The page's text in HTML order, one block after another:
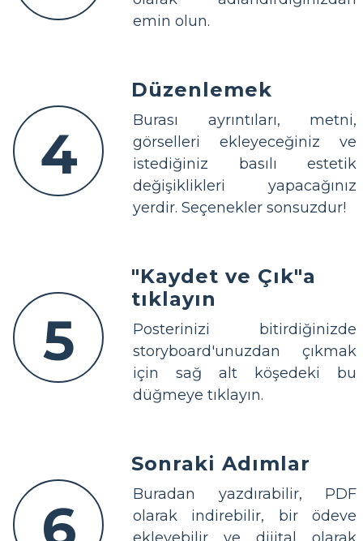
emin olun.
4
Düzenlemek
Burası ayrıntıları, metni,
görselleri ekleyeceğiniz ve
istediğiniz basılı estetik
değişiklikleri yapacağınız
yerdir. Seçenekler sonsuzdur!
5
"Kaydet ve Çık"a
tıklayın
Posterinizi bitirdiğinizde
storyboard'unuzdan çıkmak
için sağ alt köşedeki bu
düğmeye tıklayın.
Sonraki Adımlar
Buradan yazdırabilir, PDF
olarak indirebilir, bir ödeve